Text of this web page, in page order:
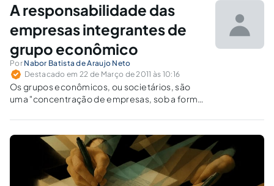
posicionamento de renomados
doutrinadores, o desenvolvimento desse
artigo…
A responsabilidade das
empresas integrantes de
grupo econômico
Por Nabor Batista de Araujo Neto
Destacado em 22 de Março de 2011 às 10:16
Os grupos econômicos, ou societários, são
uma "concentração de empresas, sob a forma
resultando no controle de uma ou umas sobre
as outras), obedecendo todas a uma única
direção econômica" [01]. Cuida-se de tema